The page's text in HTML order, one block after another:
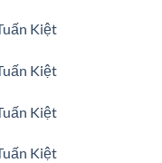
Kiệt
Kiệt
Kiệt
Kiệt